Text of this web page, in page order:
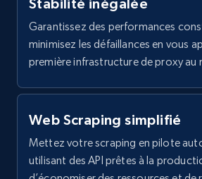
Home Depot US - Gather data
using specified keywords
URL, Domain, Country code,
and more.
2.1K+ 353+
Stabilité inégalée
Garantissez des performances
minimisez les défaillances en vous
première infrastructure de proxy au
Web Scraping simplifié
Mettez votre scraping en pilote
utilisant des API prêtes à la